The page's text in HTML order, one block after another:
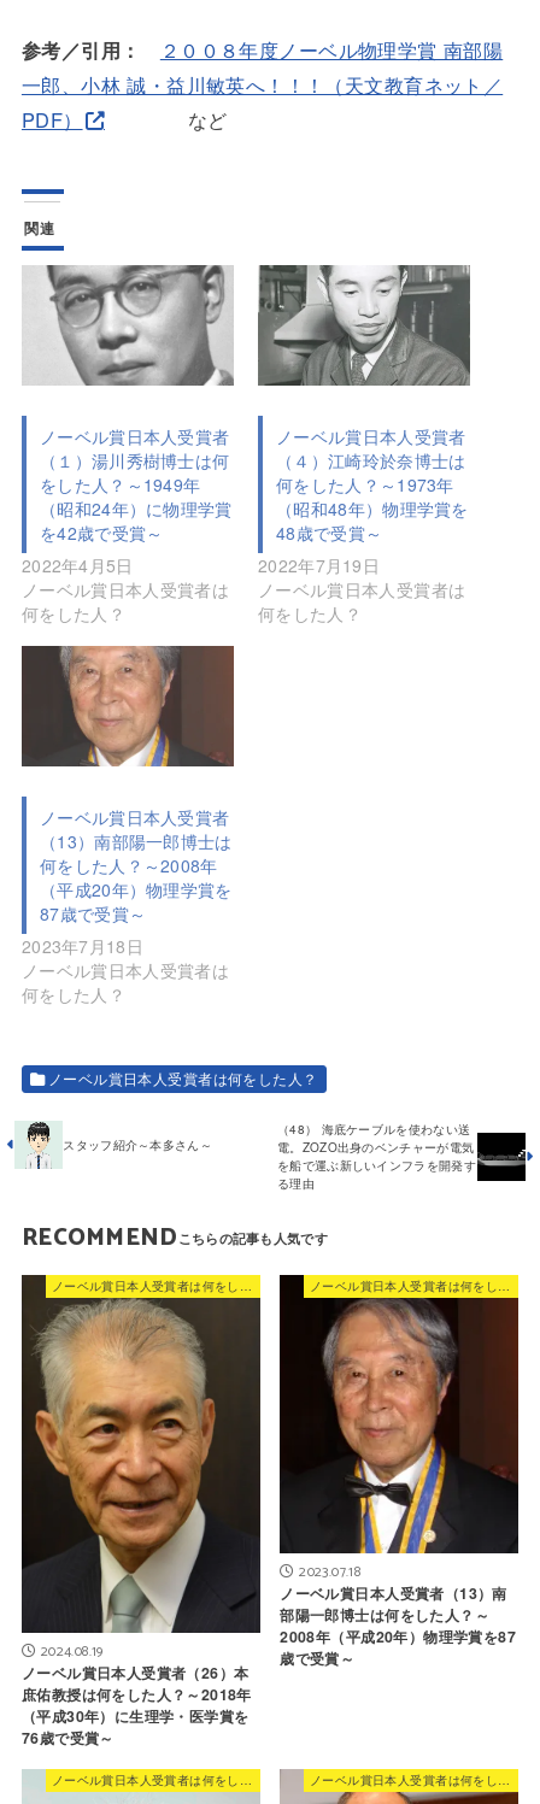
参考／引用：
２００８年度ノーベル物理学賞 南部陽
一郎、小林 誠・益川敏英へ！！！（天文教育ネット／
PDF）
など
関連
ノーベル賞日本人受賞者
（１）湯川秀樹博士は何
をした人？～1949年
（昭和24年）に物理学賞
を42歳で受賞～
2022年4月5日
ノーベル賞日本人受賞者は
何をした人？
ノーベル賞日本人受賞者
（４）江崎玲於奈博士は
何をした人？～1973年
（昭和48年）物理学賞を
48歳で受賞～
2022年7月19日
ノーベル賞日本人受賞者は
何をした人？
ノーベル賞日本人受賞者
（13）南部陽一郎博士は
何をした人？～2008年
（平成20年）物理学賞を
87歳で受賞～
2023年7月18日
ノーベル賞日本人受賞者は
何をした人？
ノーベル賞日本人受賞者は何をした人？
（48） 海底ケーブルを使わない送
電。ZOZO出身のベンチャーが電気
を船で運ぶ新しいインフラを開発す
る理由
スタッフ紹介～本多さん～
RECOMMEND
ノーベル賞日本人受賞者は何をした人？
2024.08.19
ノーベル賞日本人受賞者（26）本
庶佑教授は何をした人？～2018年
（平成30年）に生理学・医学賞を
76歳で受賞～
ノーベル賞日本人受賞者は何をした人？
2023.07.18
ノーベル賞日本人受賞者（13）南
部陽一郎博士は何をした人？～
2008年（平成20年）物理学賞を87
歳で受賞～